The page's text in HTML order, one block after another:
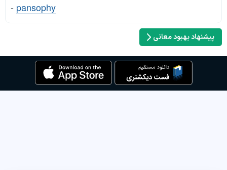
- pansophy
پیشنهاد بهبود معانی